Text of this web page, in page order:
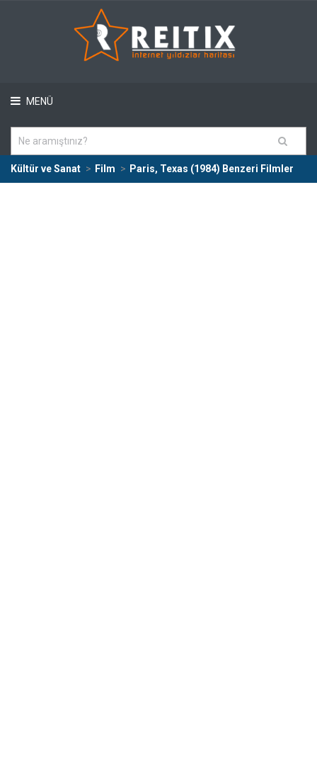
MENÜ
Kültür ve Sanat Film Paris, Texas (1984) Benzeri Filmler